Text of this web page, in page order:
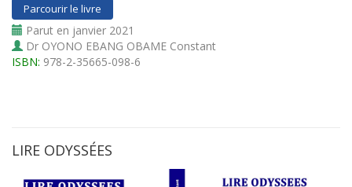
Parcourir le livre
Parut en janvier 2021
Dr OYONO EBANG OBAME Constant
ISBN: 978-2-35665-098-6
LIRE ODYSSÉES